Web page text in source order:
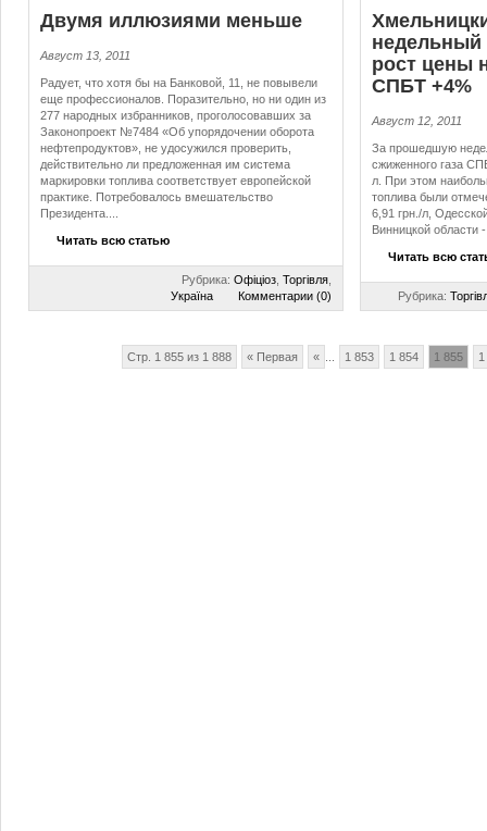
Двумя иллюзиями меньше
Август 13, 2011
Радует, что хотя бы на Банковой, 11, не повывели
еще профессионалов. Поразительно, но ни один из
277 народных избранников, проголосовавших за
Законопроект №7484 «Об упорядочении оборота
нефтепродуктов», не удосужился проверить,
действительно ли предложенная им система
маркировки топлива соответствует европейской
практике. Потребовалось вмешательство
Президента....
Читать всю статью
Рубрика: Офіціоз Торгівля
Україна
Комментарии (0)
недельный
рост цены
СПБТ +4%
Август 12, 2011
За прошедшую
сжиженного газа
л. При этом
топлива были
6,91 грн./л,
Винницкой области
Читать всю
Рубрика:
Стр. 1 855 из 1 888 « Первая « 1 853 1 854 1 855